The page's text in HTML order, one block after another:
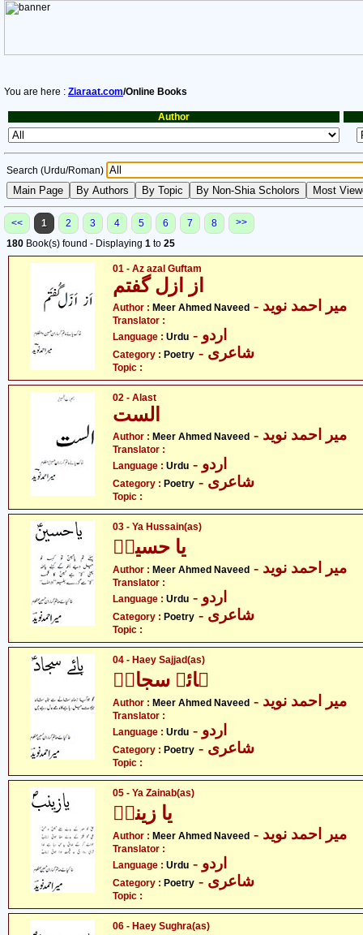
You are here : Ziaraat.com/Online Books
Author
Search (Urdu/Roman)
<< 1 2 3 4 5 6 7 8
>>
180 Book(s) found - Displaying 1 to 25
01 - Az azal Guftam
از ازل گفتم
Author : Meer Ahmed Naveed - میر احمد نوید
Translator :
Language : Urdu - اردو
Category : Poetry - شاعری
Topic :
02 - Alast
الست
Author : Meer Ahmed Naveed - میر احمد نوید
Translator :
Language : Urdu - اردو
Category : Poetry - شاعری
Topic :
03 - Ya Hussain(as)
یا حسینؑ
Author : Meer Ahmed Naveed - میر احمد نوید
Translator :
Language : Urdu - اردو
Category : Poetry - شاعری
Topic :
04 - Haey Sajjad(as)
ہائے سجادؑ
Author : Meer Ahmed Naveed - میر احمد نوید
Translator :
Language : Urdu - اردو
Category : Poetry - شاعری
Topic :
05 - Ya Zainab(as)
یا زینبؑ
Author : Meer Ahmed Naveed - میر احمد نوید
Translator :
Language : Urdu - اردو
Category : Poetry - شاعری
Topic :
06 - Haey Sughra(as)